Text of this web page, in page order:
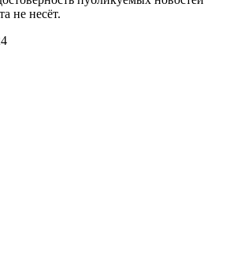
не несёт.